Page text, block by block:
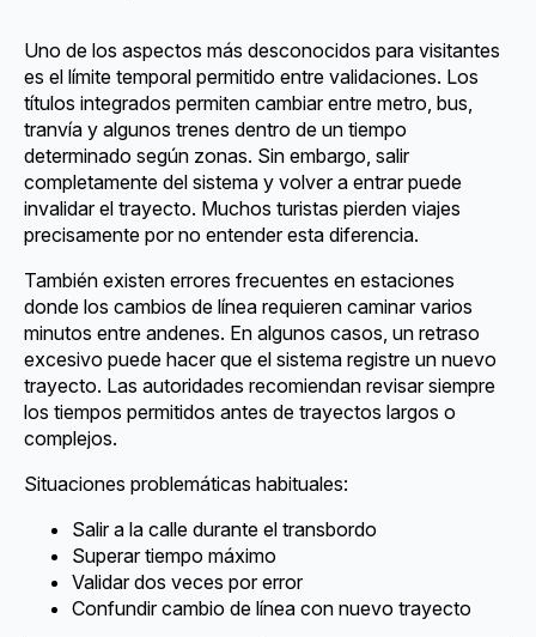
Uno de los aspectos más desconocidos para visitantes
es el límite temporal permitido entre validaciones. Los
títulos integrados permiten cambiar entre metro, bus,
tranvía y algunos trenes dentro de un tiempo
determinado según zonas. Sin embargo, salir
completamente del sistema y volver a entrar puede
invalidar el trayecto. Muchos turistas pierden viajes
precisamente por no entender esta diferencia.
También existen errores frecuentes en estaciones
donde los cambios de línea requieren caminar varios
minutos entre andenes. En algunos casos, un retraso
excesivo puede hacer que el sistema registre un nuevo
trayecto. Las autoridades recomiendan revisar siempre
los tiempos permitidos antes de trayectos largos o
complejos.
Situaciones problemáticas habituales:
Salir a la calle durante el transbordo
Superar tiempo máximo
Validar dos veces por error
Confundir cambio de línea con nuevo trayecto